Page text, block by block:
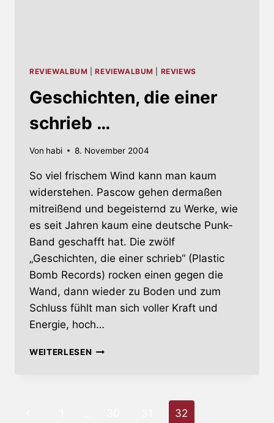
REVIEWALBUM |REVIEWALBUM REVIEWS
Geschichten, die einer
schrieb …
Von habi 8. November 2004
So viel frischem Wind kann man kaum
widerstehen. Pascow gehen dermaßen
mitreißend und begeisternd zu Werke, wie
es seit Jahren kaum eine deutsche Punk-
Band geschafft hat. Die zwölf
„Geschichten, die einer schrieb“ (Plastic
Bomb Records) rocken einen gegen die
Wand, dann wieder zu Boden und zum
Schluss fühlt man sich voller Kraft und
Energie, hoch…
WEITERLESENGESCHICHTEN,
32